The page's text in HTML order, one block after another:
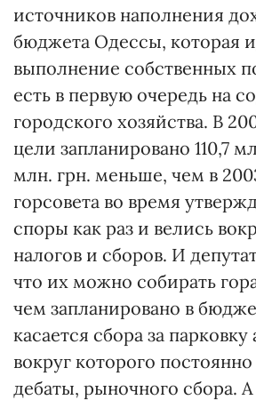
источников наполнения
бюджета Одессы, которая
выполнение собственных
есть в первую очередь на
городского хозяйства. В
цели запланировано 110,7
млн. грн. меньше, чем в
горсовета во время
споры как раз и велись
налогов и сборов. И
что их можно собирать
чем запланировано в
касается сбора за
вокруг которого постоянно
дебаты, рыночного сбора.